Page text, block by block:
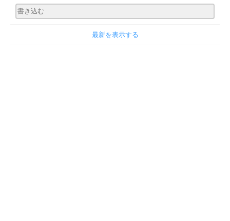
最新を表示する